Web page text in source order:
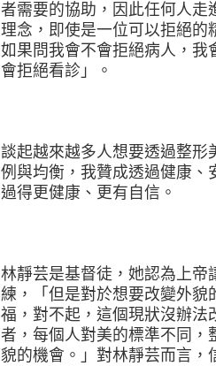
者需要的協助，因此任何人走
理念，即使是一位可以拒絕的
如果問我會不會拒絕病人，我
會拒絕看診」。
談起越來越多人想要透過整形
例與均衡，我贊成透過健康、
過得更健康、更有自信。
林靜芸是基督徒，她認為上帝
練，「但是對於想要改變外貌
福，對不起，這個現狀沒辦法
者，每個人對美的標準不同，
貌的機會。」對林靜芸而言，